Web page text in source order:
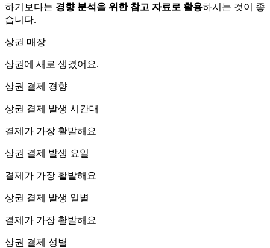
하기보다는 경향 분석을 위한 참고 자료로 활용하시는 것이 좋
습니다.
상권 매장
상권에 새로 생겼어요.
상권 결제 경향
상권 결제 발생 시간대
결제가 가장 활발해요
상권 결제 발생 요일
결제가 가장 활발해요
상권 결제 발생 일별
결제가 가장 활발해요
상권 결제 성별